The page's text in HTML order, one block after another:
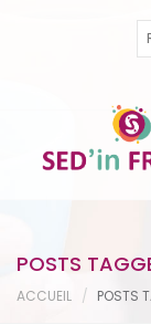
POSTS
ACCUEIL POSTS